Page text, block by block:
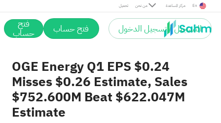
تحميل من نحن مركز المساعدة En
التسجيل / تسجيل الدخول فتح حساب فتح
حساب
OGE Energy Q1 EPS $0.24
Misses $0.26 Estimate, Sales
$752.600M Beat $622.047M
Estimate